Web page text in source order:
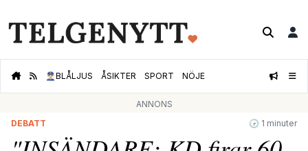
👮🏻‍♂️BLÅLJUS ÅSIKTER SPORT NÖJE
ANNONS
DEBATT
🕝 1 minuter